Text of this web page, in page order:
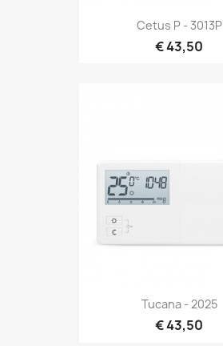
Cetus P - 3013P
€ 43,50
Tucana - 2025
€ 43,50